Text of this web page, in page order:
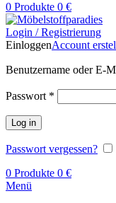
0 Produkte 0 €
Login / Registrierung
EinloggenAccount
Benutzername oder E-
Passwort *
Log in
Passwort vergessen?
0 Produkte 0 €
Menü